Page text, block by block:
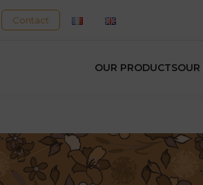
Contact
OUR PRODUCTSOUR